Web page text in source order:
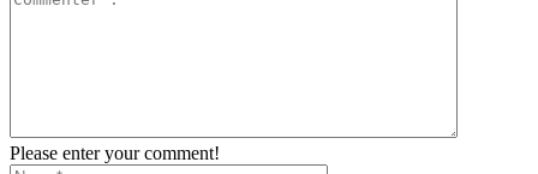
Please enter your comment!